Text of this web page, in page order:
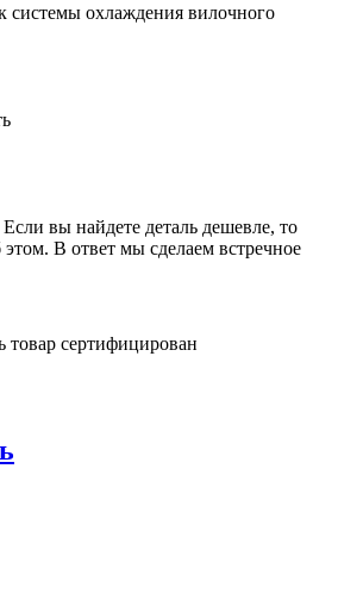
системы охлаждения вилочного
Если вы найдете деталь дешевле, то
В ответ мы сделаем встречное
товар сертифицирован